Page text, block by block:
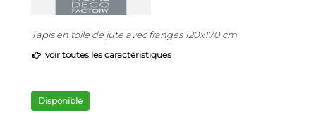
Tapis en toile de jute avec franges 120x170 cm
voir toutes les caractéristiques
Disponible